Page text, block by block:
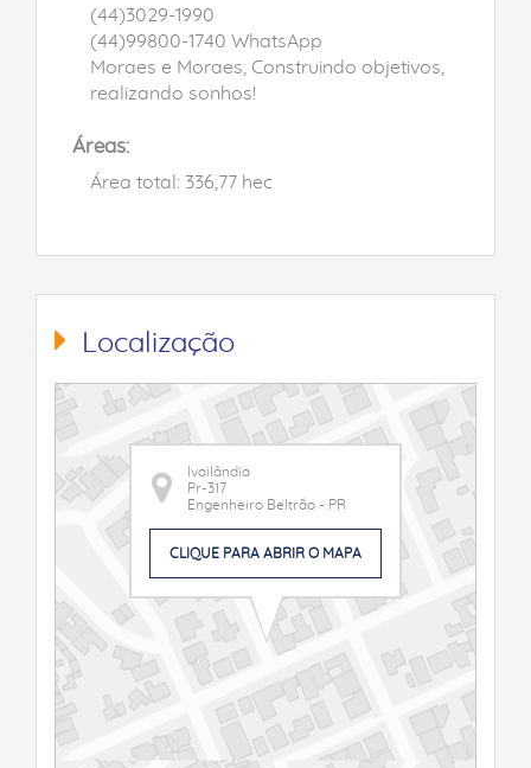
(44)3029-1990
(44)99800-1740 WhatsApp
Moraes e Moraes, Construindo objetivos,
realizando sonhos!
Áreas:
Área total: 336,77 hec
Localização
Ivailândia
Pr-317
Engenheiro Beltrão - PR
CLIQUE PARA ABRIR O MAPA